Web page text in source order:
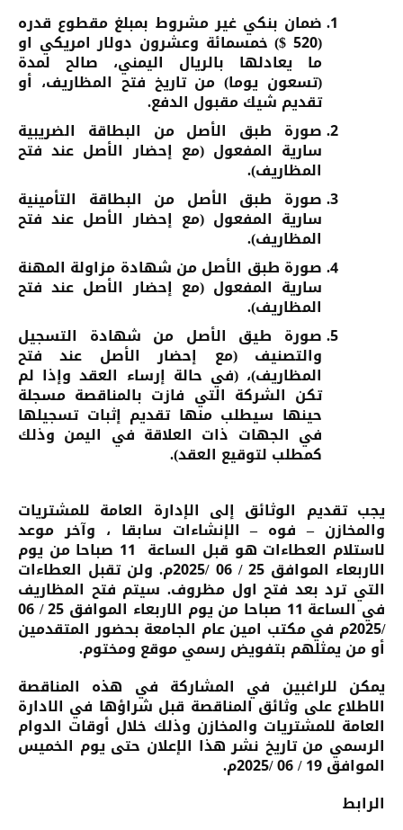
ضمان بنكي غير مشروط بمبلغ مقطوع قدره
(520 $) خمسمائة وعشرون دولار امريكي او
ما يعادلها بالريال اليمني، صالح لمدة
(تسعون يوما)من تاريخ فتح المظاريف، أو
تقديم شيك مقبول الدفع.
صورة طبق الأصل من البطاقة الضريبية
سارية المفعول (مع إحضار الأصل عند فتح
المظاريف).
صورة طبق الأصل من البطاقة التأمينية
سارية المفعول (مع إحضار الأصل عند فتح
المظاريف).
صورة طبق الأصل من شهادة مزاولة المهنة
سارية المفعول (مع إحضار الأصل عند فتح
المظاريف).
صورة طيق الأصل من شهادة التسجيل
والتصنيف (مع إحضار الأصل عند فتح
المظاريف)، (في حالة إرساء العقد وإذا لم
تكن الشركة التي فازت بالمناقصة مسجلة
حينها سيطلب منها تقديم إثبات تسجيلها
في الجهات ذات العلاقة في اليمن وذلك
كمطلب لتوقيع العقد).
يجب تقديم الوثائق إلى الإدارة العامة للمشتريات
والمخازن – فوه – الإنشاءات سابقا ، وآخر موعد
لاستلام العطاءات هو قبل الساعة 11 صباحا من يوم
الاربعاء الموافق 25 / 06 /2025م. ولن تقبل العطاءات
التي ترد بعد فتح اول مظروف. سيتم فتح المظاريف
في الساعة 11 صباحا من يوم الاربعاء الموافق 25 / 06
/2025م في مكتب امين عام الجامعة بحضور المتقدمين
أو من يمثلهم بتفويض رسمي موقع ومختوم.
يمكن للراغبين في المشاركة في هذه المناقصة
الاطلاع على وثائق المناقصة قبل شراؤها في الادارة
العامة للمشتريات والمخازن وذلك خلال أوقات الدوام
الرسمي من تاريخ نشر هذا الإعلان حتى يوم الخميس
الموافق 19 / 06 /2025م.
الرابط